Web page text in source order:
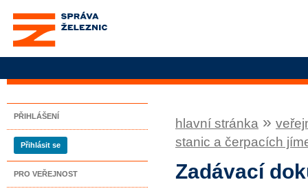
Správa železnic, státní
organizace
PŘIHLÁŠENÍ
Přihlásit se
PRO VEŘEJNOST
hlavní stránka »
stanic a čerpacích
Zadávací